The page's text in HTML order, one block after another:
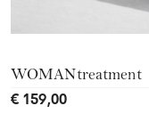
WOMANtreatment
€ 159,00